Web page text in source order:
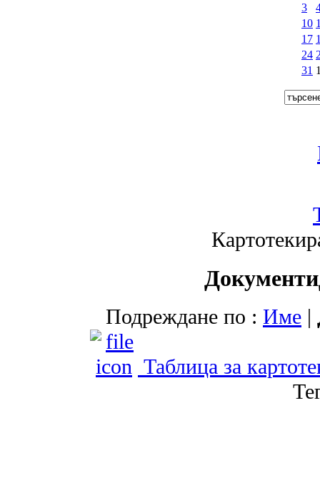
3
10
17
24
31
Документи
Подреждане по : Име |
Таблица за